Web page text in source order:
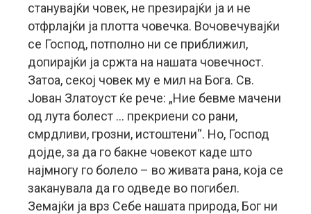
станувајќи човек, не презирајќи ја и не
отфрлајќи ја плотта човечка. Вочовечувајќи
се Господ, потполно ни се приближил,
допирајќи ја сржта на нашата човечност.
Затоа, секој човек му е мил на Бога. Св.
Јован Златоуст ќе рече: „Ние бевме мачени
од лута болест … прекриени со рани,
смрдливи, грозни, истоштени“. Но, Господ
дојде, за да го бакне човекот каде што
најмногу го болело – во живата рана, која се
заканувала да го одведе во погибел.
Земајќи ја врз Себе нашата природа, Бог ни